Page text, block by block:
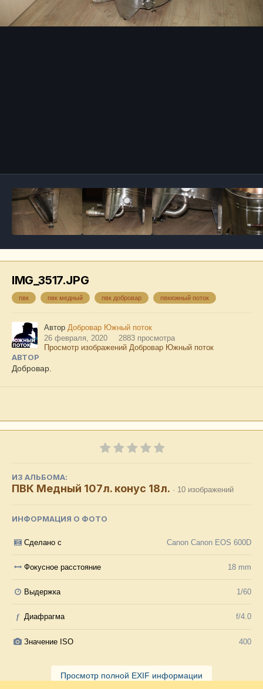
IMG_3517.JPG
пвк пвк медный пвк добровар пвкюжный поток
Автор Добровар Южный поток
26 февраля, 2020
2883 просмотра
Просмотр изображений Добровар Южный поток
АВТОР
Добровар.
ИЗ АЛЬБОМА:
ПВК Медный 107л. конус 18л. · 10 изображений
ИНФОРМАЦИЯ О ФОТО
Сделано с Canon Canon EOS 600D
Фокусное расстояние 18 mm
Выдержка 1/60
f Диафрагма f/4.0
Значение ISO 400
Просмотр полной EXIF информации